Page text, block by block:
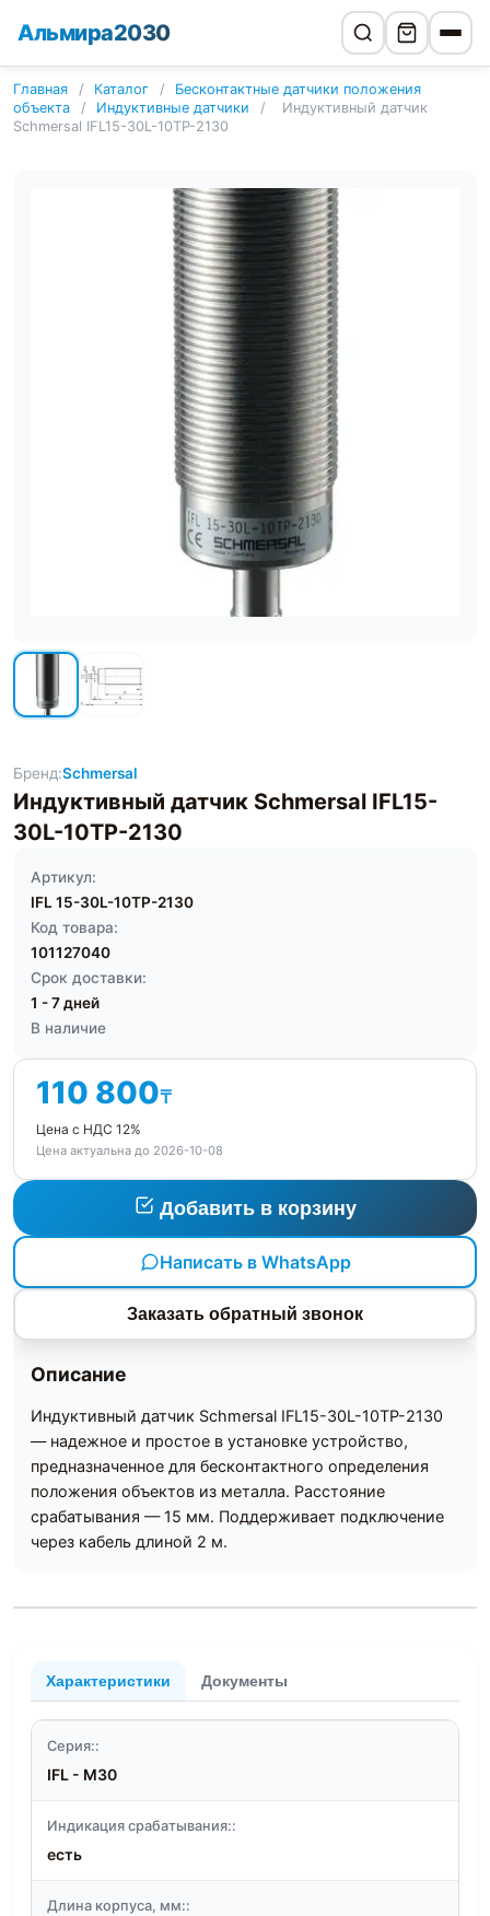
Альмира2030
Главная / Каталог /
Бесконтактные датчики положения
объекта
/ Индуктивные датчики /
Индуктивный датчик
Schmersal IFL15-30L-10TP-2130
Бренд:Schmersal
Индуктивный датчик Schmersal IFL15-
30L-10TP-2130
Артикул:
IFL 15-30L-10TP-2130
Код товара:
101127040
Срок доставки:
1 - 7 дней
В наличие
110 800₸
Цена с НДС 12%
Цена актуальна до 2026-10-08
Добавить в корзину
Написать в WhatsApp
Заказать обратный звонок
Описание
Индуктивный датчик Schmersal IFL15-30L-10TP-2130
— надежное и простое в установке устройство,
предназначенное для бесконтактного определения
положения объектов из металла. Расстояние
срабатывания — 15 мм. Поддерживает подключение
через кабель длиной 2 м.
Характеристики Документы
Серия::
IFL - M30
Индикация срабатывания::
есть
Длина корпуса, мм::